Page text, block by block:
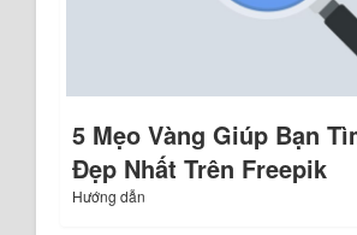
5 Mẹo Vàng Giúp Bạn
Đẹp Nhất Trên Freepik
Hướng dẫn